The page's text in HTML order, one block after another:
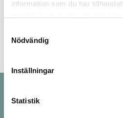
information som du har
Nödvändig
Inställningar
Statistik
Bli den första att lämna